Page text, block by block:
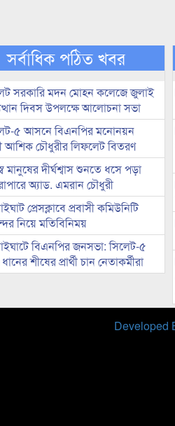
সর্বাধিক পঠিত খবর
সরকারি মদন মোহন কলেজে জুলাই
দিবস উপলক্ষে আলোচনা সভা
৫ আসনে বিএনপির মনোনয়ন
আশিক চৌধুরীর লিফলেট বিতরণ
মানুষের দীর্ঘশ্বাস শুনতে ধসে পড়া
অ্যাড. এমরান চৌধুরী
প্রেসক্লাবে প্রবাসী কমিউনিটি
নিয়ে মতিবিনিময়
বিএনপির জনসভা: সিলেট-৫
শীষের প্রার্থী চান নেতাকর্মীরা
Developed